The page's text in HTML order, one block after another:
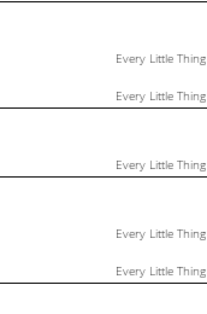
Every Little Thing
Every Little Thing
Every Little Thing
Every Little Thing
Every Little Thing